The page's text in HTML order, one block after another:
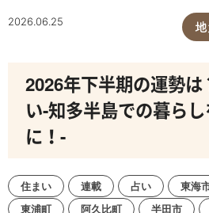
2026.06.25
2026年下半期の運勢
い-知多半島での暮ら
に！-
住まい 連載 占い 東海
東浦町
阿久比町 半田市